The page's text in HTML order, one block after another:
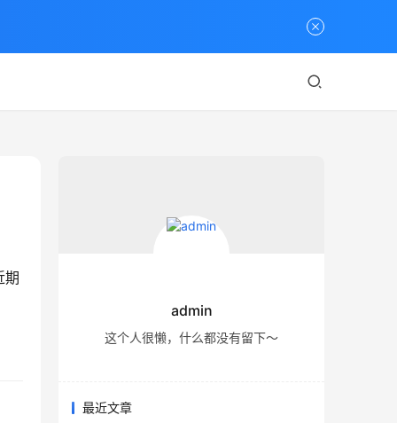
期
admin
这个人很懒，什么都没有留下～
最近文章